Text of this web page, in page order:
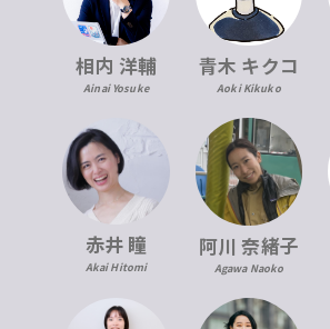
相内 洋輔
Ainai Yosuke
青木 キクコ
Aoki Kikuko
赤井 瞳
Akai Hitomi
阿川 奈緒子
Agawa Naoko